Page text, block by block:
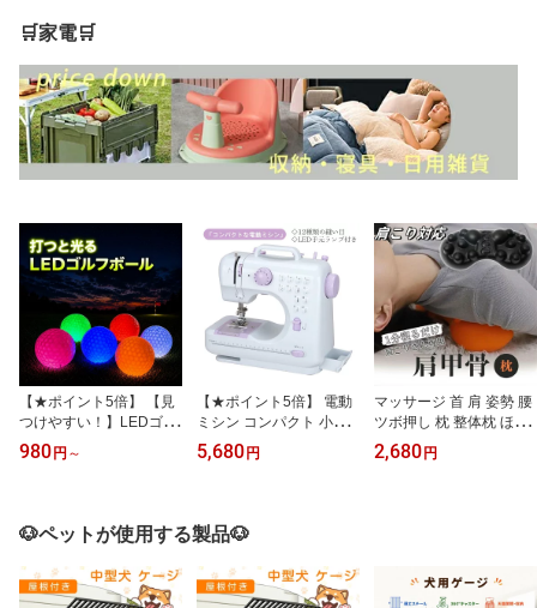
ューズラック ホワイト
グレー
🛒家電🛒
【★ポイント5倍】 【見
つけやすい！】LEDゴル
フボール 打つと光る 光
る 2~16個セット ゴルフ
朝ゴルフ ゴルフプレゼン
ト 夜間練習 コンペ 幹事
ナイトセンサーボール フ
ラッシュボール プレゼン
980円 ～
【★ポイント5倍】 電動
ミシン コンパクト 小型
ミシン 家庭用ミシン 初
心者 12種類の縫い目 フ
プタと単三電池
5,680円
マッサージ 首 肩 姿勢 腰
ツボ押し 枕 整体枕 ほぐ
し はがし ストレッチ ギ
フト プレゼント 肩甲骨
枕 ほぐし はがし
2,680円
🐶ペットが使用する製品🐶